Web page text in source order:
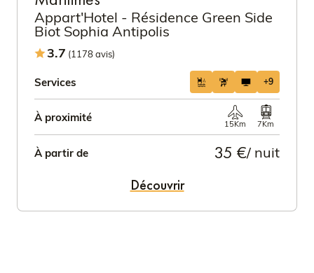
Appart'Hotel - Résidence Green Side
Biot Sophia Antipolis
3.7 (1178 avis)
Services +9
À proximité
15Km 7Km
À partir de 35 €/ nuit
Découvrir